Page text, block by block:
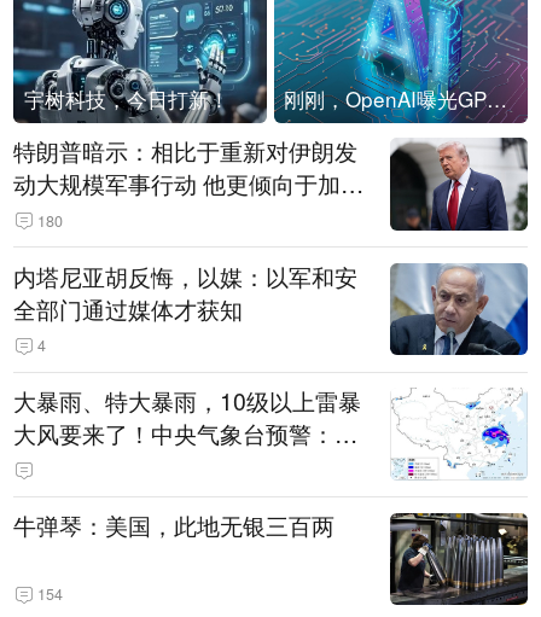
宇树科技，今日打新！ 刚刚，OpenAI曝光GPT-6！传10万亿参数，8月强行发布
特朗普暗示：相比于重新对伊朗发
动大规模军事行动 他更倾向于加大
经济施压
180
内塔尼亚胡反悔，以媒：以军和安
全部门通过媒体才获知
4
大暴雨、特大暴雨，10级以上雷暴
大风要来了！中央气象台预警：今
天到明天，浙江、安徽有特大暴雨
牛弹琴：美国，此地无银三百两
154